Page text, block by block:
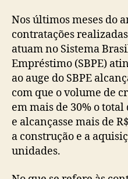
Nos últimos meses do
contratações
atuam no Sistema
Empréstimo (SBPE)
ao auge do SBPE
com que o volume de
em mais de 30% o
e alcançasse mais de
a construção e a
unidades.